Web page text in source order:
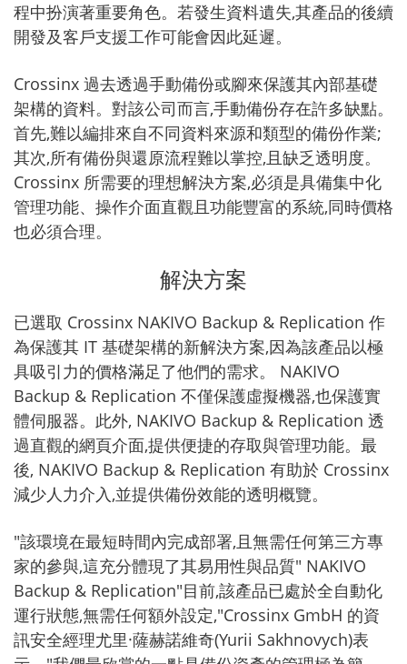
程中扮演著重要角色。若發生資料遺失,其產品的後續
開發及客戶支援工作可能會因此延遲。
Crossinx 過去透過手動備份或腳來保護其內部基礎
架構的資料。對該公司而言,手動備份存在許多缺點。
首先,難以編排來自不同資料來源和類型的備份作業;
其次,所有備份與還原流程難以掌控,且缺乏透明度。
Crossinx 所需要的理想解決方案,必須是具備集中化
管理功能、操作介面直觀且功能豐富的系統,同時價格
也必須合理。
解決方案
已選取 Crossinx NAKIVO Backup & Replication 作
為保護其 IT 基礎架構的新解決方案,因為該產品以極
具吸引力的價格滿足了他們的需求。 NAKIVO
Backup & Replication 不僅保護虛擬機器,也保護實
體伺服器。此外, NAKIVO Backup & Replication 透
過直觀的網頁介面,提供便捷的存取與管理功能。最
後, NAKIVO Backup & Replication 有助於 Crossinx
減少人力介入,並提供備份效能的透明概覽。
"該環境在最短時間內完成部署,且無需任何第三方專
家的參與,這充分體現了其易用性與品質" NAKIVO
Backup & Replication"目前,該產品已處於全自動化
運行狀態,無需任何額外設定,"Crossinx GmbH 的資
訊安全經理尤里·薩赫諾維奇(Yurii Sakhnovych)表